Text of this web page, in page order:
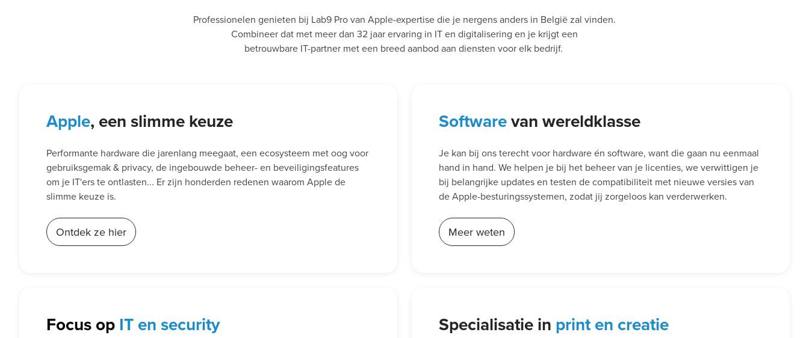
Professionelen genieten bij Lab9 Pro van Apple-expertise die je nergens anders in België zal vinden.
Combineer dat met meer dan 32 jaar ervaring in IT en digitalisering en je krijgt een
betrouwbare IT-partner met een breed aanbod aan diensten voor elk bedrijf.
Apple, een slimme keuze
Performante hardware die jarenlang meegaat, een ecosysteem met oog voor
gebruiksgemak & privacy, de ingebouwde beheer- en beveiligingsfeatures
om je IT'ers te ontlasten... Er zijn honderden redenen waarom Apple de
slimme keuze is.
Ontdek ze hier
Softwarevan wereldklasse
Je kan bij ons terecht voor hardware én software, want die gaan nu eenmaal
hand in hand. We helpen je bij het beheer van je licenties, we verwittigen je
bij belangrijke updates en testen de compatibiliteit met nieuwe versies van
de Apple-besturingssystemen, zodat jij zorgeloos kan verderwerken.
Meer weten
Focus op IT en security Specialisatie in print en creatie